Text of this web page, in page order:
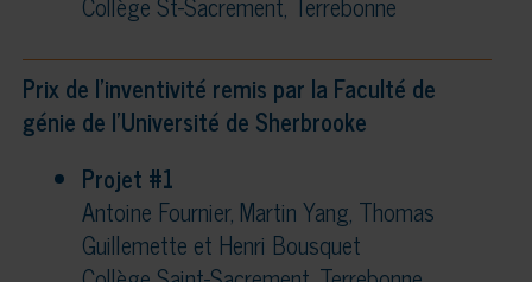
Prix de l’inventivité remis par la Faculté de
génie de l’Université de Sherbrooke
Projet #1
Antoine Fournier, Martin Yang, Thomas
Guillemette et Henri Bousquet